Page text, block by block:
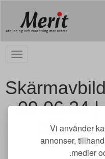
Vi använder
annonser,
medier
09.06.24 |
2023-